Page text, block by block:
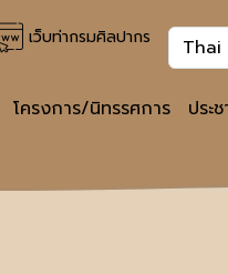
เว็บท่ากรมศิลปากร
โครงการ/นิทรรศการ ประ